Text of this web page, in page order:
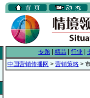
专题 精品 行业
中国营销传播网 > 营销策略 >